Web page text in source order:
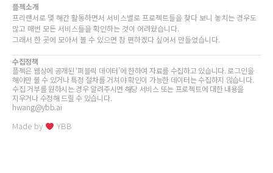
플젝소개
프리랜서로 몇 해간 활동하면서 서비스별로 프로젝트들을 찾다 보니 놓치는 경우도
많고 매번 모든 서비스들을 확인하는 것이 어려웠습니다.
그래서 한 곳에 모아서 볼 수 있으면 참 편하겠다 싶어서 만들었습니다.
수집정책
플젝은 웹상에 공개된 ‘퍼블릭 데이터’에 한하여 자료를 수집하고 있습니다. 로그인을
해야만 볼 수 있거나 특정 절차를 거쳐야 확인이 가능한 데이터는 수집하지 않습니다.
수집 거부를 원하시는 경우 알려주시면 해당 서비스 또는 프로젝트에 대한 내용을
지우거나 수정해 드릴 수 있습니다.
hwang@ybb.ai
Made by YBB